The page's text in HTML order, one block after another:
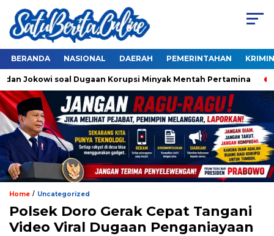
BERANDA NASIONAL DAERAH PEMERINTAHAN
Jokowi soal Dugaan Korupsi Minyak Mentah Pertamina
Home / Uncategorized
Polsek Doro Gerak Cepat Tangani
Video Viral Dugaan Penganiayaan